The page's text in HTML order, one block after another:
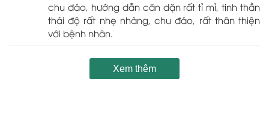
chu đáo, hướng dẫn căn dặn rất tỉ mỉ, tinh thần
thái độ rất nhẹ nhàng, chu đáo, rất thân thiện
với bệnh nhân.
Xem thêm